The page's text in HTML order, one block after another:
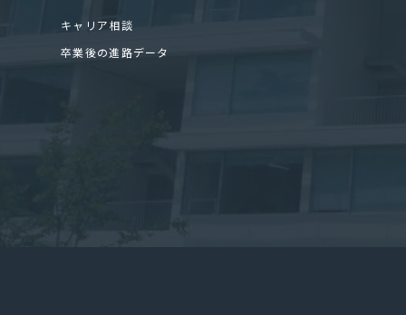
キャリア相談
卒業後の進路データ